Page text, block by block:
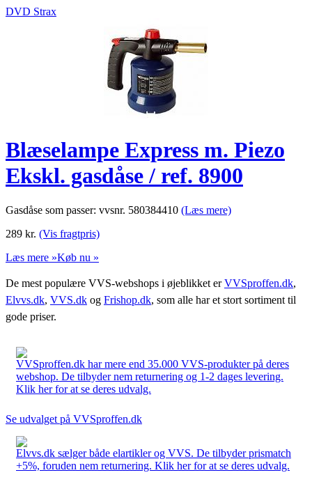
DVD Strax
Blæselampe Express m. Piezo
Ekskl. gasdåse / ref. 8900
Gasdåse som passer: vvsnr. 580384410 (Læs mere)
289 kr. (Vis fragtpris)
Læs mere »Køb nu »
De mest populære VVS-webshops i øjeblikket erVVSproffen.dk,
Elvvs.dk, VVS.dk og Frishop.dk, som alle har et stort sortiment til
gode priser.
VVSproffen.dk har mere end 35.000 VVS-produkter på deres
webshop. De tilbyder nem returnering og 1-2 dages levering.
Klik her for at se deres udvalg.
Se udvalget på VVSproffen.dk
Elvvs.dk sælger både elartikler og VVS. De tilbyder prismatch
+5%, foruden nem returnering. Klik her for at se deres udvalg.